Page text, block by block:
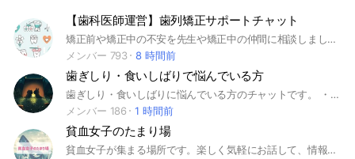
【歯科医師運営】歯列矯正サポートチャット
矯正前や矯正中の不安を先生や矯正中の仲間に相談しましょう٩(^‿^)۶ #歯列矯正#矯正#歯医者#セラミック#ホワイトニング#ワイヤー矯正#裏側矯正#マウスピース矯正#インビザライン
メンバー 793
8 時間前
歯ぎしり・食いしばりで悩んでいる方
歯ぎしり・食いしばりに悩んでいる方のチャットです。 ・毎日歯ぎしり・食いしばりに悩まされている… ・治療を検討しているがどこがいいの？ ・現在治療中です！ などなど、皆さんで情報共有しましょう‼ 私も、睡眠時食いしばりをしてしまい歯に支障をきたしています…(´;ω;｀) 同じ悩みを抱えている人が周りにいないので、ここで気軽にお話ししましょう✨ #歯ぎしり ＃食いしばり
メンバー 186
1 時間前
貧血女子のたまり場
貧血女子が集まる場所です。楽しく気軽にお話して、情報交換したり、応援しあったり、励ましあったり、頑張ろうと立ち上がる場所です👠